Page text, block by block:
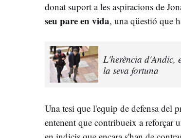
donat suport a les aspiracions de
seu pare en vida, una qüestió que
L'herència d'Andic,
la seva fortuna
Una tesi que l'equip de defensa del
entenent que contribueix a reforçar